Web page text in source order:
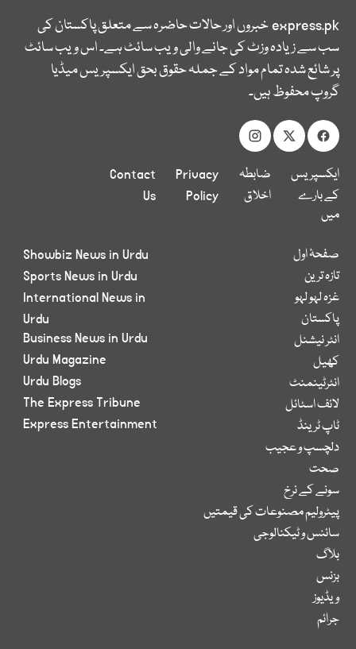
express.pkخبروں اور حالات حاضرہ سے متعلق پاکستان کی
سب سے زیادہ وزٹ کی جانے والی ویب سائٹ ہے۔ اس ویب سائٹ
پر شائع شدہ تمام مواد کے جملہ حقوق بحق ایکسپریس میڈیا
گروپ محفوظ ہیں۔
ایکسپریس
کے بارے
میں
ضابطہ
اخلاق
Privacy
Policy
Contact
Us
صفحۂ اول
تازہ ترین
غزہ لہو لہو
پاکستان
انٹر نیشنل
کھیل
انٹرٹینمنٹ
لائف اسٹائل
ٹاپ ٹرینڈ
دلچسپ و عجیب
صحت
سونے کے نرخ
پیٹرولیم مصنوعات کی قیمتیں
سائنس و ٹیکنالوجی
بلاگ
بزنس
ویڈیوز
جرائم
Showbiz News in Urdu
Sports News in Urdu
International News in
Urdu
Business News in Urdu
Urdu Magazine
Urdu Blogs
The Express Tribune
Express Entertainment